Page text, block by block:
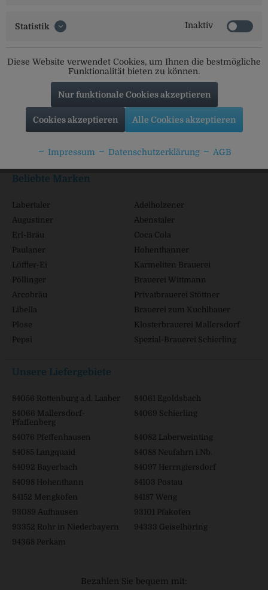
Social Media
Informationen
Beliebte Marken
Labertaler
Adelholzener
Augustiner
Abenstaler
Erl-Bräu
Coca Cola
Paulaner
Hohenthanner
Löffler-Ei
Karmeliten Brauerei
Pöllinger
Brauerei Wittmann
Arcobräu
Privatbrauerei Stöttner
Libella
Brauerei zum Kuchlbauer
Plose
Klosterbrauerei Mallersdorf
Pepsi
Spezial-Brauerei Schierling
Unsere Liefergebiete
84056 Rottenburg a.d. Laaber
84061 Egoldsbach
84066 Mallersdorf-
Pfaffenberg
84069 Schierling
84076 Pfeffenhausen
84082 Laberweinting
84085 Langquaid
84088 Neufahrn i.Nb.
84092 Bayerbach
84097 Herrngiersdorf
84098 Hohenthann
84103 Postau
84152 Mengkofen
84187 Weng
93089 Aufhausen
93101 Pfakofen
93352 Rohr in Niederbayern
94333 Geiselhöring
94368 Perkam
Bezahlen Sie bequem mit:
Statistik Inaktiv
Diese Website verwendet Cookies, um Ihnen die bestmögliche
Funktionalität bieten zu können.
Nur funktionale Cookies akzeptieren
Cookies akzeptieren Alle Cookies akzeptieren
Impressum Datenschutzerklärung AGB